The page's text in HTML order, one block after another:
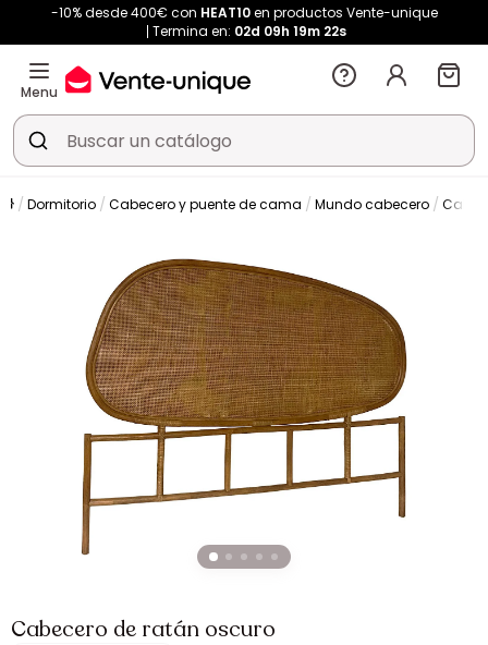
-10% desde 400€ con HEAT10en productos Vente-unique
Termina en: 02d 09h 19m 22s
Menu
Dormitorio Cabecero y puente de cama Mundo cabecero
Cabecero de ratán oscuro